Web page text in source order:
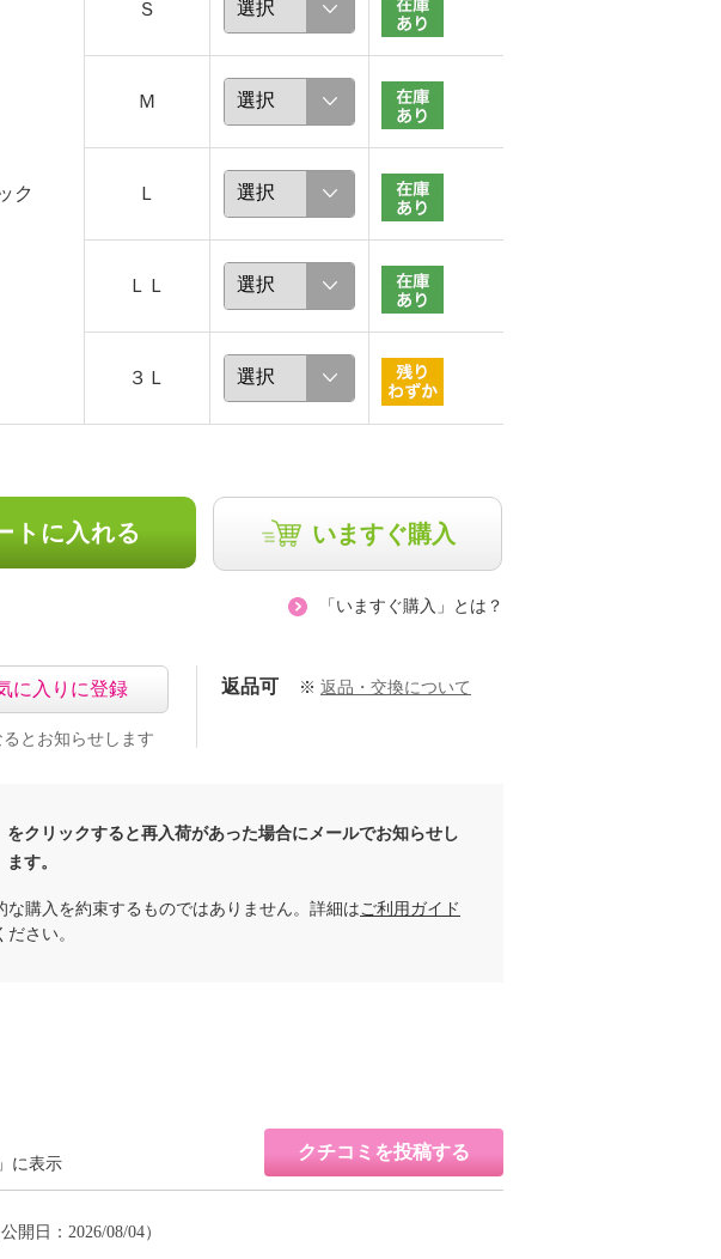
ク
Ｓ
Ｍ
Ｌ
ＬＬ
３Ｌ
トに入れる いますぐ購入
「いますぐ購入」とは？
に入りに登録
とお知らせします
返品可 ※ 返品・交換について
をクリックすると再入荷があった場合にメールでお知らせし
ます。
購入を約束するものではありません。詳細はご利用ガイド
ださい。
クチコミを投稿する
に表示
開日：2026/08/04）